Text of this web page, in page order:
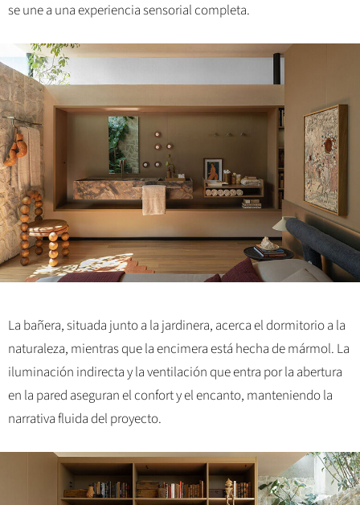
se une a una experiencia sensorial completa.
La bañera, situada junto a la jardinera, acerca el dormitorio a la
naturaleza, mientras que la encimera está hecha de mármol. La
iluminación indirecta y la ventilación que entra por la abertura
en la pared aseguran el confort y el encanto, manteniendo la
narrativa fluida del proyecto.